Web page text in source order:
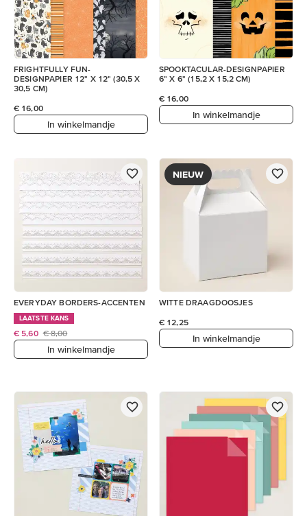
FRIGHTFULLY FUN-
DESIGNPAPIER 12" X 12" (30,5 X
30,5 CM)
€ 16,00
In winkelmandje
SPOOKTACULAR-DESIGNPAPIER
6" X 6" (15,2 X 15,2 CM)
€ 16,00
In winkelmandje
EVERYDAY BORDERS-ACCENTEN
LAATSTE KANS
€ 5,60 € 8,00
In winkelmandje
NIEUW
WITTE DRAAGDOOSJES
€ 12,25
In winkelmandje